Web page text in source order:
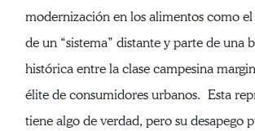
modernización en los alimentos como
de un “sistema” distante y parte de una
histórica entre la clase campesina
élite de consumidores urbanos. Esta
tiene algo de verdad, pero su desapego